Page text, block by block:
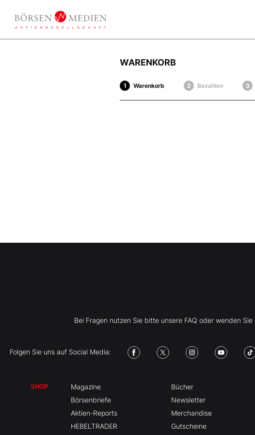
WARENKORB
Warenkorb Bezahlen
Bei Fragen nutzen Sie bitte unsere FAQ oder wenden
Folgen Sie uns auf Social Media:
SHOP
Magazine
Börsenbriefe
Aktien-Reports
HEBELTRADER
Bücher
Newsletter
Merchandise
Gutscheine